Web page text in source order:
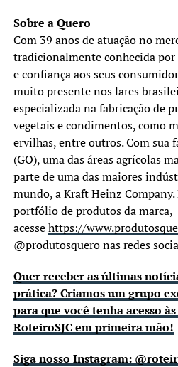
Sobre a Quero
Com 39 anos de atuação no
tradicionalmente conhecida por
e confiança aos seus
muito presente nos lares
especializada na fabricação de
vegetais e condimentos, como
ervilhas, entre outros. Com sua
(GO), uma das áreas agrícolas
parte de uma das maiores
mundo, a Kraft Heinz
portfólio de produtos da marca,
acessehttps://
@produtosquero nas redes
Quer receber as últimas
prática? Criamos um grupo
para que você tenha acesso
RoteiroSJC em primeira mão!
Siga nosso Instagram: